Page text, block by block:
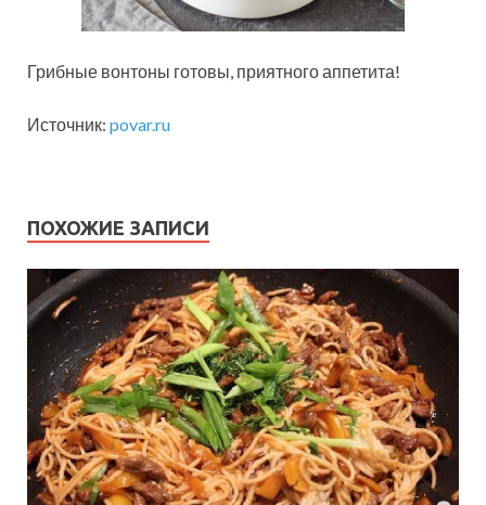
Грибные вонтоны готовы, приятного аппетита!
Источник: povar.ru
ПОХОЖИЕ ЗАПИСИ